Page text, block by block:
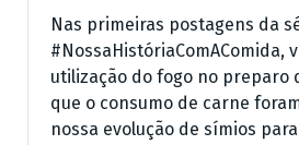
Nas primeiras postagens da
#NossaHistóriaComAComida,
utilização do fogo no preparo
que o consumo de carne
nossa evolução de símios